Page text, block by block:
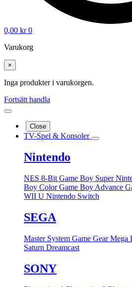
0,00 kr 0
Varukorg
×
Inga produkter i varukorgen.
Fortsätt handla
Close
TV-Spel & Konsoler
Nintendo
NES 8-Bit Game Boy Super
Boy ColorGame Boy Advance
WII U Nintendo Switch
SEGA
Master System Game GearMega
Saturn Dreamcast
SONY